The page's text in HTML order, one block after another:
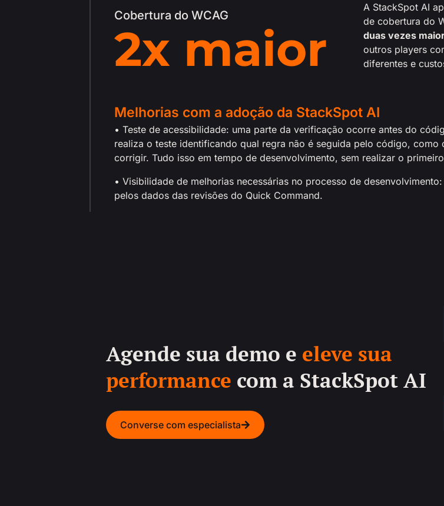
Cobertura do WCAG
2x maior
A StackSpot AI
de cobertura do
duas vezes
outros players
diferentes e
Melhorias com a adoção da StackSpot AI
• Teste de acessibilidade: uma parte da verificação ocorre antes do
realiza o teste identificando qual regra não é seguida pelo código,
corrigir. Tudo isso em tempo de desenvolvimento, sem realizar o
• Visibilidade de melhorias necessárias no processo de
pelos dados das revisões do Quick Command.
Agende sua demo e eleve sua
performance com a StackSpot AI
Converse com especialista